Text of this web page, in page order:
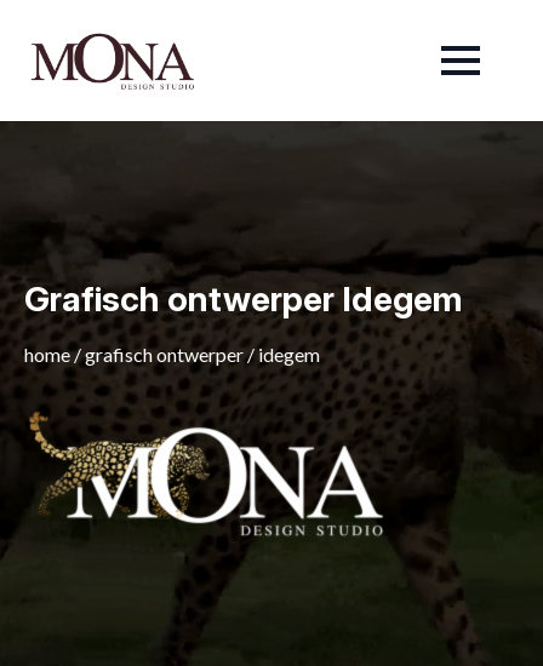
Grafisch ontwerper Idegem
home/grafisch ontwerper/ idegem